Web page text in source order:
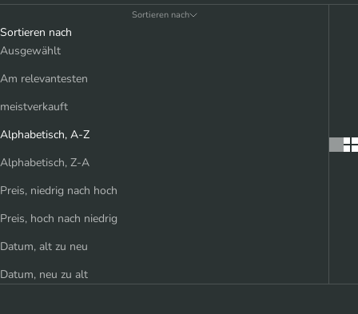
Sortieren nach
Sortieren nach
Ausgewählt
Am relevantesten
meistverkauft
Alphabetisch, A-Z
Alphabetisch, Z-A
Preis, niedrig nach hoch
Preis, hoch nach niedrig
Datum, alt zu neu
Datum, neu zu alt